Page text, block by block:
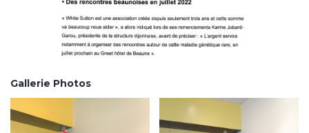
Gallerie Photos